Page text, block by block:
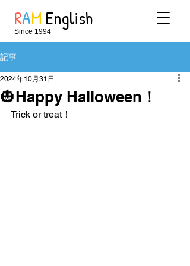
RAM English
Since 1994
記事
🎃Happy Halloween！
2024年10月31日
Trick or treat！